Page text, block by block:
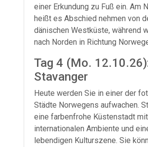
einer Erkundung zu Fuß ein. Am
heißt es Abschied nehmen von
dänischen Westküste, während
nach Norden in Richtung
Tag 4 (Mo.
Stavanger
Heute werden Sie in einer der
Städte Norwegens aufwachen.
eine farbenfrohe Küstenstadt
internationalen Ambiente und
lebendigen Kulturszene. Sie